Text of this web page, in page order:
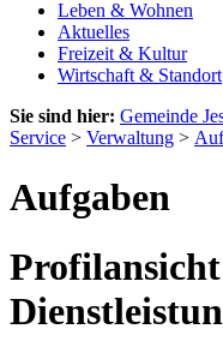
Leben & Wohnen
Aktuelles
Freizeit & Kultur
Wirtschaft & Standort
Sie sind hier: Gemeinde
Service > Verwaltung >
Aufgaben